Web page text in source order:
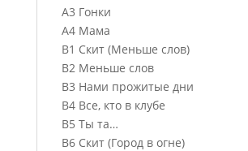
A3 Гонки
A4 Мама
B1 Скит (Меньше слов)
B2 Меньше слов
B3 Нами прожитые дни
B4 Все, кто в клубе
B5 Ты та…
B6 Скит (Город в огне)